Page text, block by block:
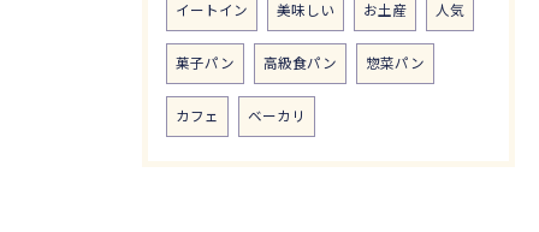
イートイン 美味しい お土産 人気
菓子パン 高級食パン 惣菜パン
カフェ ベーカリ